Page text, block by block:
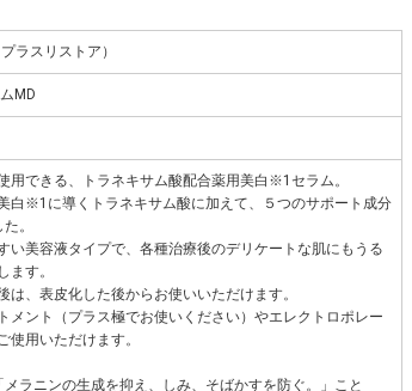
ラスリストア）
MD
用できる、トラネキサム酸配合薬用美白※1セラム。
白※1に導くトラネキサム酸に加えて、５つのサポート成分
。
い美容液タイプで、各種治療後のデリケートな肌にもうる
ます。
は、表皮化した後からお使いいただけます。
メント（プラス極でお使いください）やエレクトロポレー
使用いただけます。
ラニンの生成を抑え、しみ、そばかすを防ぐ。」こと